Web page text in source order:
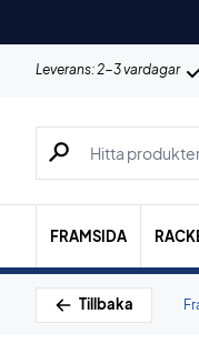
Leverans: 2-3 vardagar
Sök efter
FRAMSIDA
Tillbaka